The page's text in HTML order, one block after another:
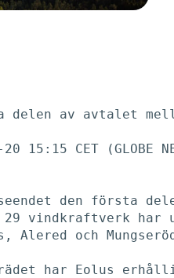
av avtalet
15:15 CET (GLOBE
den första
29 vindkraftverk
Alered och
har Eolus